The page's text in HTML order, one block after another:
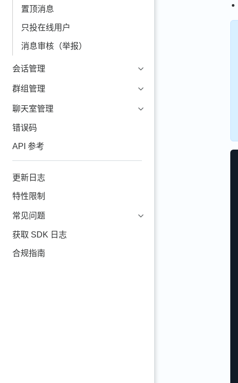
置顶消息
只投在线用户
消息审核（举报）
会话管理
群组管理
聊天室管理
错误码
API 参考
更新日志
特性限制
常见问题
获取 SDK 日志
合规指南